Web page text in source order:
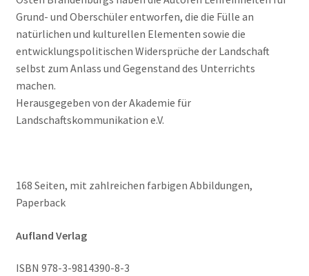
Grund- und Oberschüler entworfen, die die Fülle an
natürlichen und kulturellen Elementen sowie die
entwicklungspolitischen Widersprüche der Landschaft
selbst zum Anlass und Gegenstand des Unterrichts
machen.
Herausgegeben von der Akademie für
Landschaftskommunikation e.V.
168 Seiten, mit zahlreichen farbigen Abbildungen,
Paperback
Aufland Verlag
ISBN 978-3-9814390-8-3